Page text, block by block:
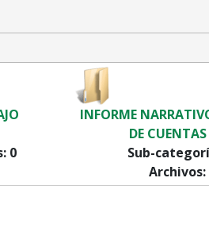
INFORME
DE
0 Sub-
Archivos: